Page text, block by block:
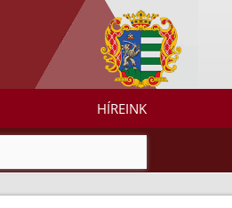
HÍREINK